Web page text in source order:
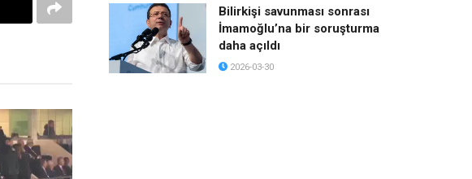
Bilirkişi savunması sonrası
İmamoğlu’na bir soruşturma
daha açıldı
2026-03-30